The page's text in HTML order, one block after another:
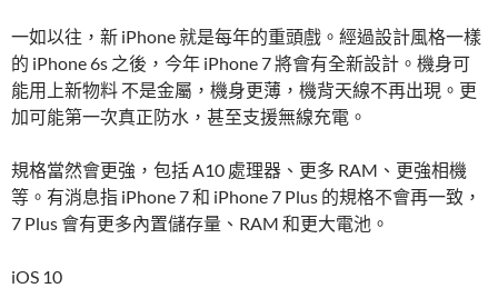
一如以往，新 iPhone 就是每年的重頭戲。經過設計風格一樣
的 iPhone 6s 之後，今年 iPhone 7 將會有全新設計。機身可
能用上新物料 不是金屬，機身更薄，機背天線不再出現。更
加可能第一次真正防水，甚至支援無線充電。
規格當然會更強，包括 A10 處理器、更多 RAM、更強相機
等。有消息指 iPhone 7 和 iPhone 7 Plus 的規格不會再一致，
7 Plus 會有更多內置儲存量、RAM 和更大電池。
iOS 10